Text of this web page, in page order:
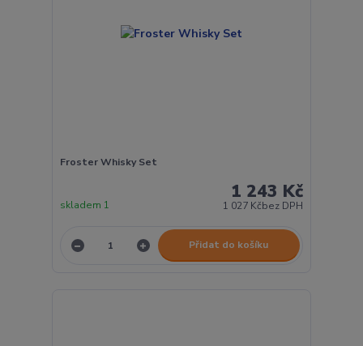
Froster Whisky Set
1 243 Kč
1 027 Kčbez DPH
skladem 1
Přidat do košíku